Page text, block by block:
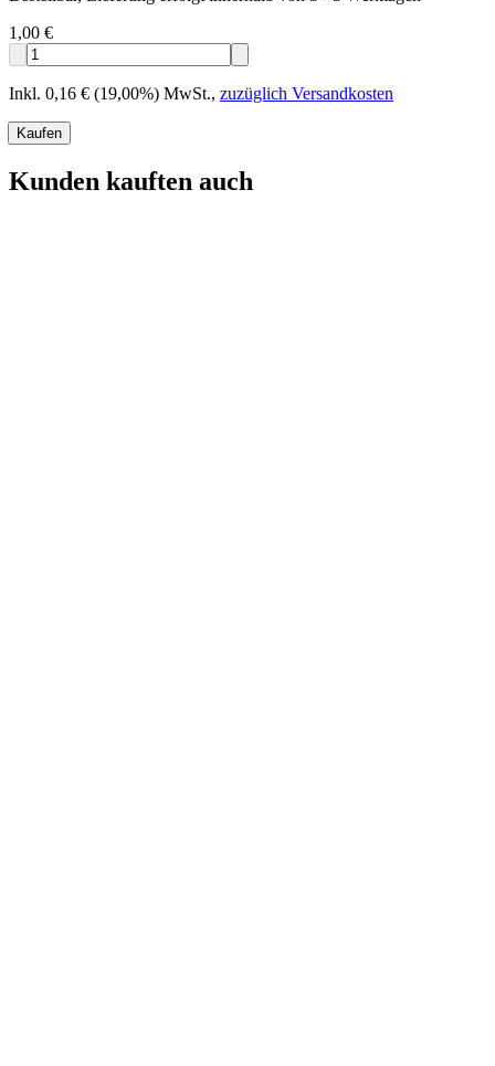
1,00 €
Inkl. 0,16 € (19,00%) MwSt., zuzüglich Versandkosten
Kaufen
Kunden kauften auch